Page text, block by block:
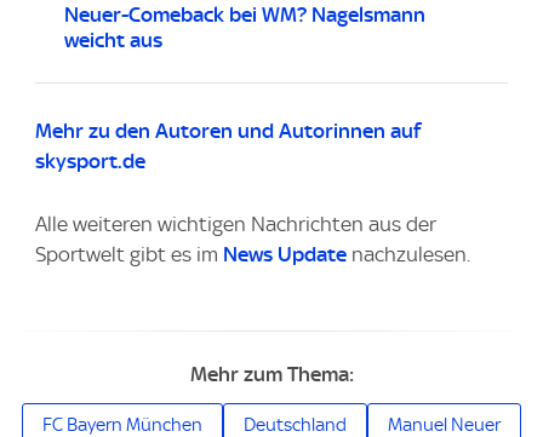
Neuer-Comeback bei WM? Nagelsmann
weicht aus
Mehr zu den Autoren und Autorinnen auf
skysport.de
Alle weiteren wichtigen Nachrichten aus der
Sportwelt gibt es im News Update nachzulesen.
Mehr zum Thema:
FC Bayern München Deutschland Manuel Neuer